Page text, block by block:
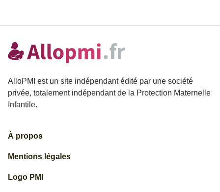
AlloPMI est un site indépendant édité par une société
privée, totalement indépendant de la Protection Maternelle
Infantile.
À propos
Mentions légales
Logo PMI